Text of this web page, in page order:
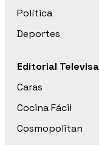
Política
Deportes
Editorial Televisa
Caras
Cocina Fácil
Cosmopolitan